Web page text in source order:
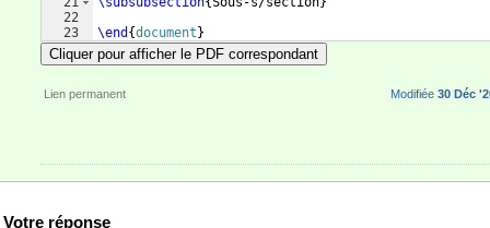
22
23
\end {document }
Cliquer pour afficher le PDF correspondant
Lien permanent Modifiée 30 Déc
Votre réponse